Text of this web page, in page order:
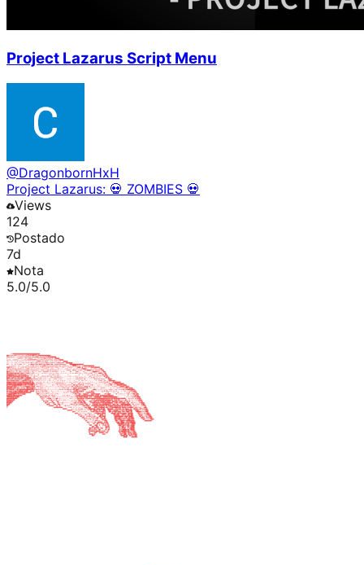
Project Lazarus Script Menu
@DragonbornHxH
Project Lazarus: 💀 ZOMBIES 💀
Views
124
Postado
7d
Nota
5.0/5.0